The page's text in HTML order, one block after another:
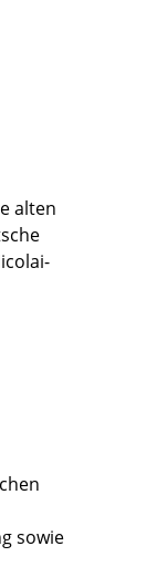
alten
sowie